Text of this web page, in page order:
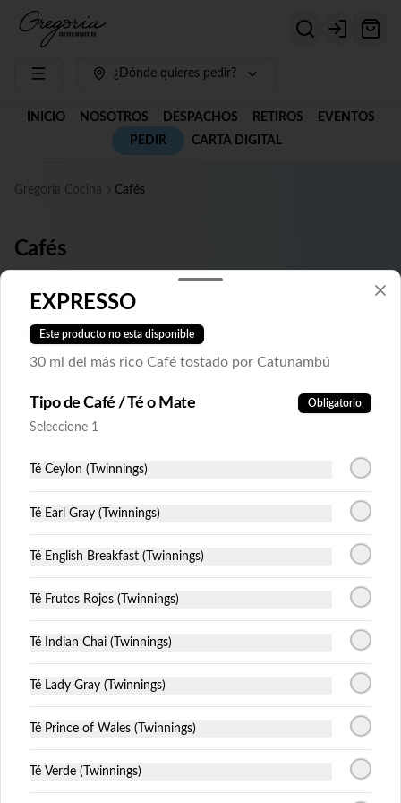
Login
¿Dónde quieres pedir?
INICIO NOSOTROS DESPACHOS RETIROS
EVENTOS
PEDIR
CARTA DIGITAL
Gregoria Cocina Cafés
Cafés
Café de especialidad en grano.
$28.000
Conócenos
Consultá nuestra zona de despacho
Política de privacidad
Redes sociales
EXPRESSO
Este producto no esta disponible
30 ml del más rico Café tostado por Catunambú
Tipo de Café / Té o Mate Obligatorio
Seleccione 1
Té Ceylon (Twinnings)
Té Earl Gray (Twinnings)
Té English Breakfast (Twinnings)
Té Frutos Rojos (Twinnings)
Té Indian Chai (Twinnings)
Té Lady Gray (Twinnings)
Té Prince of Wales (Twinnings)
Té Verde (Twinnings)